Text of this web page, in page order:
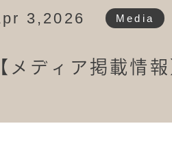
3,2026 Media
【メディア掲載情